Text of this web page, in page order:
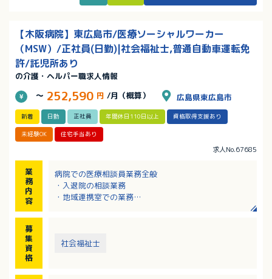
【木阪病院】東広島市/医療ソーシャルワーカー
（MSW）/正社員(日勤)|社会福祉士,普通自動車運転免
許/託児所あり
の介護・ヘルパー職求人情報
～ 252,590 円 /月（概算） 広島県東広島市
新着 日勤 正社員 年間休日110日以上 資格取得支援あり
未経験OK 住宅手当あり
求人No.67685
業
務
内
容
病院での医療相談員業務全般
・入退院の相談業務
・地域連携室での業務
募
集
資
格
社会福祉士